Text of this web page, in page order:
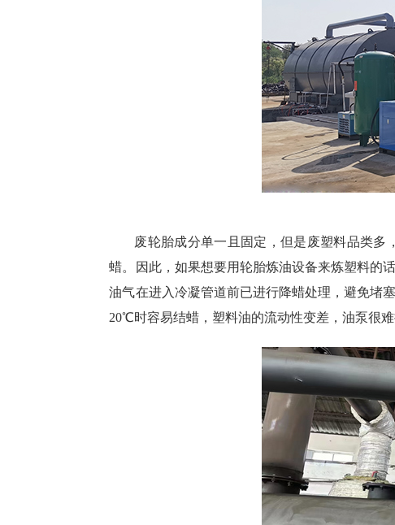
废轮胎成分单一且固定，但是废塑料品类
蜡。因此，如果想要用轮胎炼油设备来炼塑料的
油气在进入冷凝管道前已进行降蜡处理，避免堵
20℃时容易结蜡，塑料油的流动性变差，油泵很